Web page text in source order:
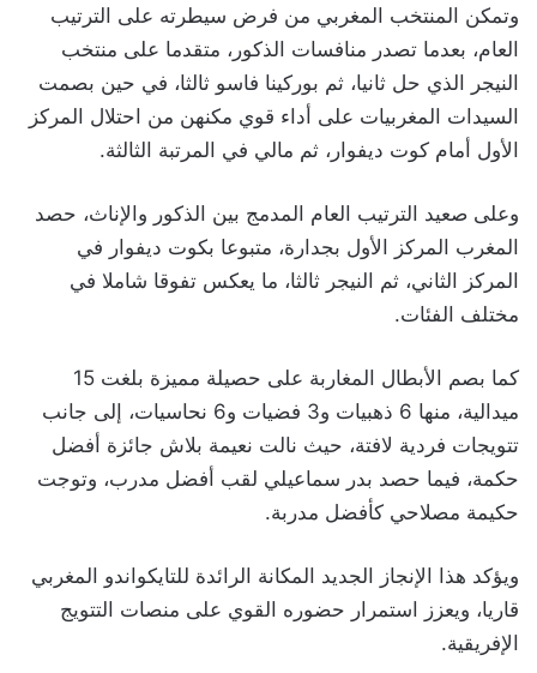
وتمكن المنتخب المغربي من فرض سيطرته على الترتيب
العام، بعدما تصدر منافسات الذكور، متقدما على منتخب
النيجر الذي حل ثانيا، ثم بوركينا فاسو ثالثا، في حين بصمت
السيدات المغربيات على أداء قوي مكنهن من احتلال المركز
الأول أمام كوت ديفوار، ثم مالي في المرتبة الثالثة.
وعلى صعيد الترتيب العام المدمج بين الذكور والإناث، حصد
المغرب المركز الأول بجدارة، متبوعا بكوت ديفوار في
المركز الثاني، ثم النيجر ثالثا، ما يعكس تفوقا شاملا في
مختلف الفئات.
كما بصم الأبطال المغاربة على حصيلة مميزة بلغت 15
ميدالية، منها 6 ذهبيات و3 فضيات و6 نحاسيات، إلى جانب
تتويجات فردية لافتة، حيث نالت نعيمة بلاش جائزة أفضل
حكمة، فيما حصد بدر سماعيلي لقب أفضل مدرب، وتوجت
حكيمة مصلاحي كأفضل مدربة.
ويؤكد هذا الإنجاز الجديد المكانة الرائدة للتايكواندو المغربي
قاريا، ويعزز استمرار حضوره القوي على منصات التتويج
الإفريقية.